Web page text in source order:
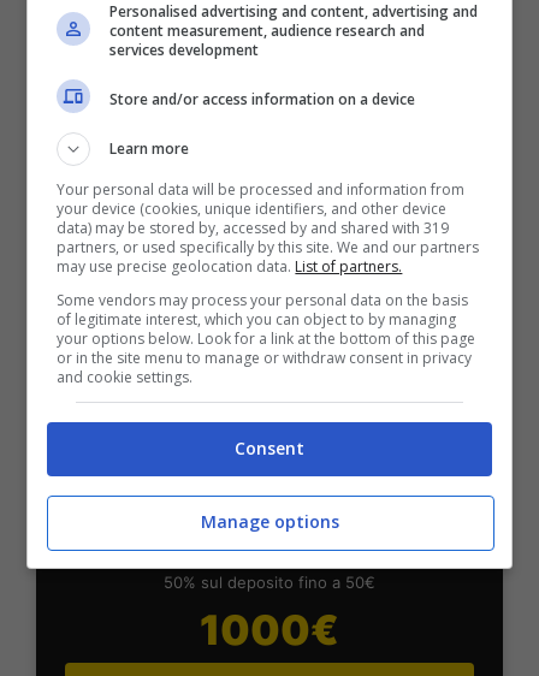
Fino a 2050€ bonus scommesse e sport
Per i nuovi utenti della piattaforma: 100% fino a 50€ in
Bonus Scommesse + 100% fino a 2000€ in Bonus
Sport
2050€
VERIFICA
SNAI
Bonus Benvenuto Sport: fino a 1.000€
50% sul deposito fino a 50€
1000€
Personalised advertising and content, advertising and
content measurement, audience research and
services development
Store and/or access information on a device
Learn more
Your personal data will be processed and information from
your device (cookies, unique identifiers, and other device
data) may be stored by, accessed by and shared with 319
partners, or used specifically by this site. We and our partners
may use precise geolocation data. List of partners.
Some vendors may process your personal data on the basis
of legitimate interest, which you can object to by managing
your options below. Look for a link at the bottom of this page
or in the site menu to manage or withdraw consent in privacy
and cookie settings.
Consent
Manage options